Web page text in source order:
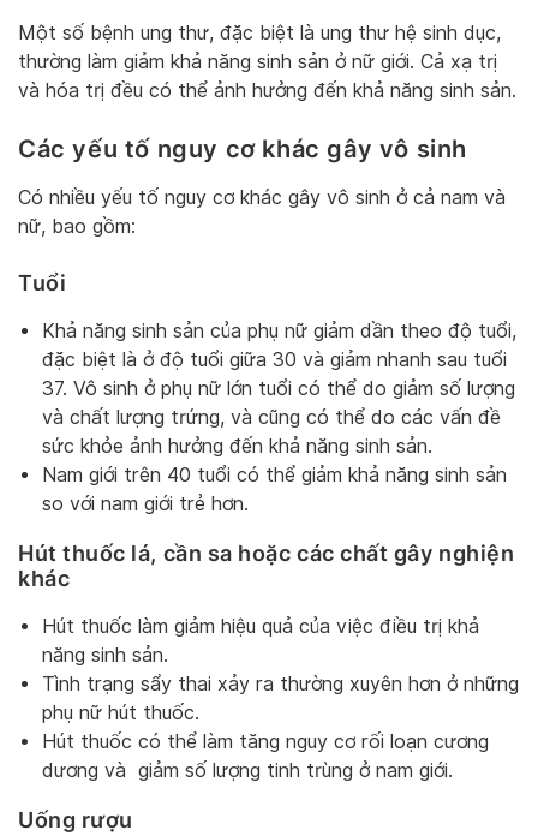
Một số bệnh ung thư, đặc biệt là ung thư hệ sinh dục,
thường làm giảm khả năng sinh sản ở nữ giới. Cả xạ trị
và hóa trị đều có thể ảnh hưởng đến khả năng sinh sản.
Các yếu tố nguy cơ khác gây vô sinh
Có nhiều yếu tố nguy cơ khác gây vô sinh ở cả nam và
nữ, bao gồm:
Tuổi
Khả năng sinh sản của phụ nữ giảm dần theo độ tuổi,
đặc biệt là ở độ tuổi giữa 30 và giảm nhanh sau tuổi
37. Vô sinh ở phụ nữ lớn tuổi có thể do giảm số lượng
và chất lượng trứng, và cũng có thể do các vấn đề
sức khỏe ảnh hưởng đến khả năng sinh sản.
Nam giới trên 40 tuổi có thể giảm khả năng sinh sản
so với nam giới trẻ hơn.
Hút thuốc lá, cần sa hoặc các chất gây nghiện
khác
Hút thuốc làm giảm hiệu quả của việc điều trị khả
năng sinh sản.
Tình trạng sẩy thai xảy ra thường xuyên hơn ở những
phụ nữ hút thuốc.
Hút thuốc có thể làm tăng nguy cơ rối loạn cương
dương và giảm số lượng tinh trùng ở nam giới.
Uống rượu